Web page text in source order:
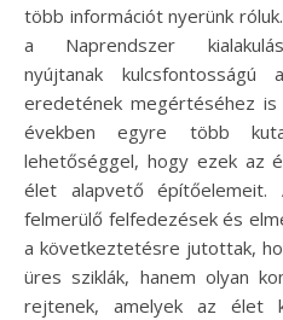
több információt nyerünk
a Naprendszer
nyújtanak
eredetének megértéséhez is
években egyre több
lehetőséggel, hogy ezek az
élet alapvető építőelemeit.
felmerülő felfedezések és
a következtetésre jutottak,
üres sziklák, hanem olyan
rejtenek, amelyek az élet